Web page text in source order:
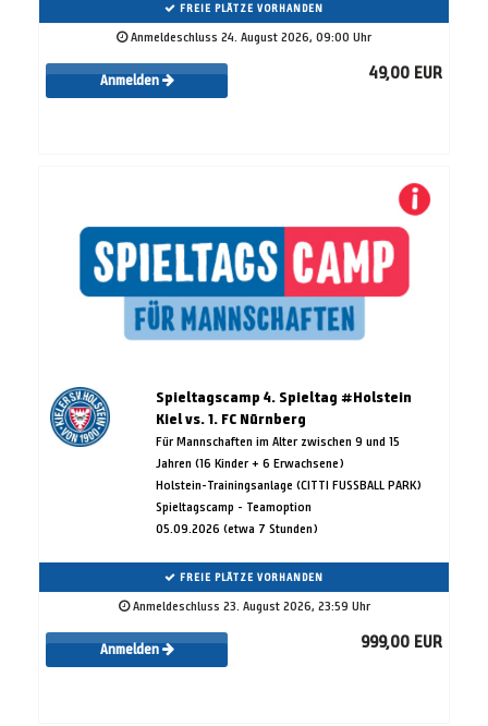
FREIE PLÄTZE VORHANDEN
Anmeldeschluss 24. August 2026, 09:00 Uhr
Anmelden 49,00 EUR
Spieltagscamp 4. Spieltag #Holstein
Kiel vs. 1. FC Nürnberg
Für Mannschaften im Alter zwischen 9 und 15
Jahren (16 Kinder + 6 Erwachsene)
Holstein-Trainingsanlage (CITTI FUSSBALL PARK)
Spieltagscamp - Teamoption
05.09.2026 (etwa 7 Stunden)
FREIE PLÄTZE VORHANDEN
Anmeldeschluss 23. August 2026, 23:59 Uhr
Anmelden 999,00 EUR